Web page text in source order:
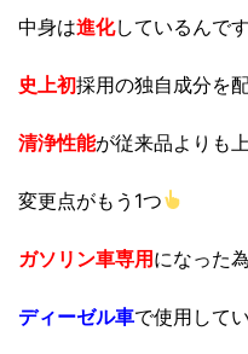
中身は進化しているんです
史上初採用の独自成分を配
清浄性能が従来品よりも
変更点がもう1つ
ガソリン車専用になった為
ディーゼル車で使用して